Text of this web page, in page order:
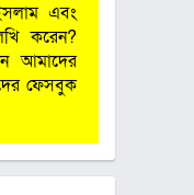
এবং
করেন?
আমাদের
ফেসবুক